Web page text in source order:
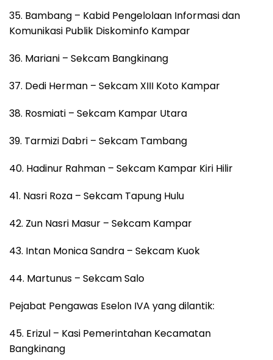
35. Bambang – Kabid Pengelolaan Informasi dan
Komunikasi Publik Diskominfo Kampar
36. Mariani – Sekcam Bangkinang
37. Dedi Herman – Sekcam XIII Koto Kampar
38. Rosmiati – Sekcam Kampar Utara
39. Tarmizi Dabri – Sekcam Tambang
40. Hadinur Rahman – Sekcam Kampar Kiri Hilir
41. Nasri Roza – Sekcam Tapung Hulu
42. Zun Nasri Masur – Sekcam Kampar
43. Intan Monica Sandra – Sekcam Kuok
44. Martunus – Sekcam Salo
Pejabat Pengawas Eselon IVA yang dilantik:
45. Erizul – Kasi Pemerintahan Kecamatan
Bangkinang